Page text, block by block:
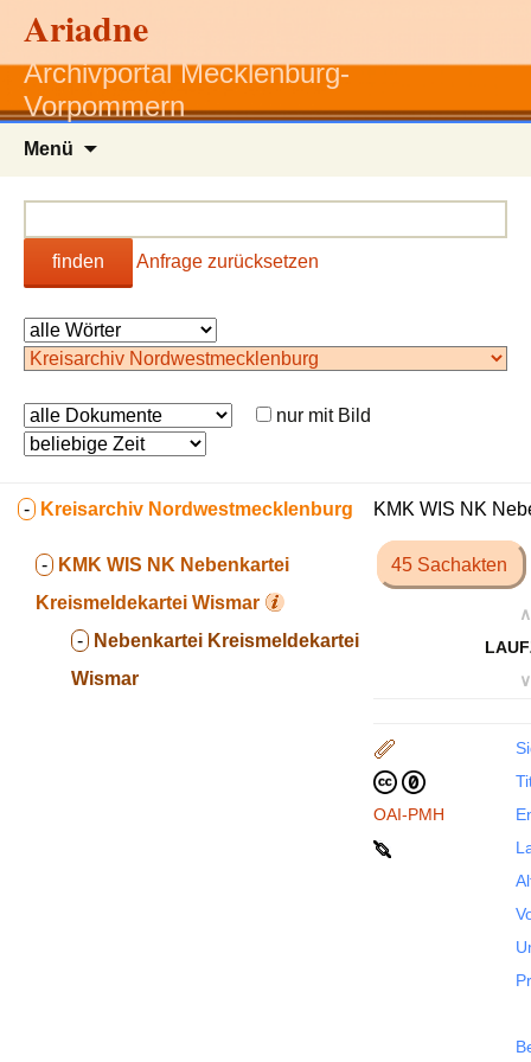
Ariadne
Archivportal Mecklenburg-
Vorpommern
Menü
finden Anfrage zurücksetzen
nur mit Bild
- Kreisarchiv Nordwestmecklenburg
- KMK WIS NK Nebenkartei
Kreismeldekartei Wismar
- Nebenkartei Kreismeldekartei
Wismar
KMK WIS NK
45 Sachakten
∧
∨
OAI-PMH